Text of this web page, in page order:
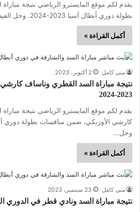
يقدم لكم موقع المايسترو الرياضي نتيجة
بطولة دوري أبطال آسيا 2023-2024. وحل الفيصلي الأردني ضيفاً على…
أكمل القراءة »
منى كامل 2 أكتوبر، 2023
نتيجة مباراة السد القطري وناساف
2023-2024
يقدم لكم موقع المايسترو الرياضي نتيجة
وحل…
أكمل القراءة »
منى كامل 23 سبتمبر، 2023
نتيجة مباراة السد ونادي قطر في الدوري القطري